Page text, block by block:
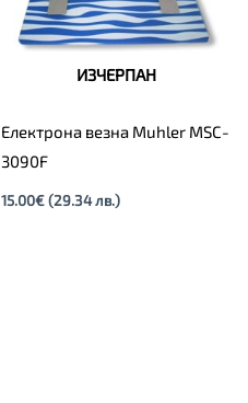
ИЗЧЕРПАН
Електрона везна Muhler MSC-
3090F
15.00€(29.34 лв.)